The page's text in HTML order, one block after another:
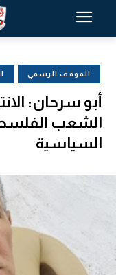
الموقف الرسمي
أبو سرحان:
الشعب
السياسية